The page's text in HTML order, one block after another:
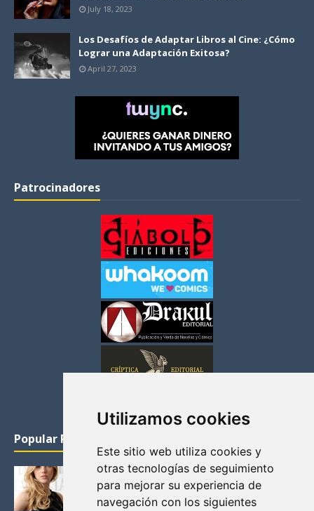
Utilizamos cookies
Este sitio web utiliza cookies y
otras tecnologías de seguimiento
para mejorar su experiencia de
navegación con los siguientes
July 18, 2023
Los Desafíos de Adaptar Libros al Cine: ¿Cómo
Lograr una Adaptación Exitosa?
April 27, 2023
Patrocinadores
Popular Posts
KATHERYN WINNICK: LA ACTRIZ MAS GUAPA DE
VIKINGOS
Junio 14, 2013